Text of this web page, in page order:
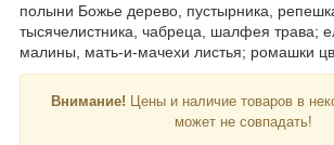
полыни Божье дерево, пустырника,
тысячелистника, чабреца, шалфея трава;
малины, мать-и-мачехи листья; ромашки
Внимание! Цены и наличие товаров в
может не совпадать!